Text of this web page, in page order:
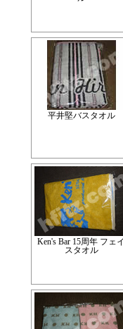
平井堅バスタオル
Ken's Bar 15周年 フェイ
スタオル